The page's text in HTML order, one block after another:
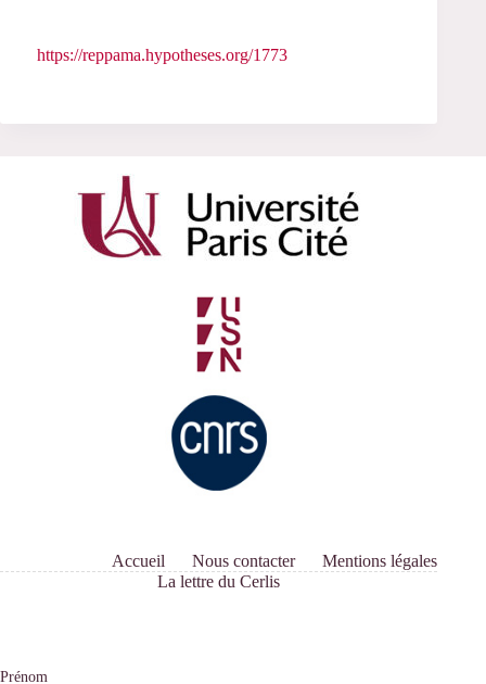
https://reppama.hypotheses.org/1773
Accueil Nous contacter
Mentions légales
La lettre du Cerlis
Prénom